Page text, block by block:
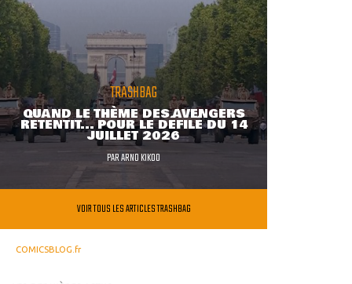
TRASHBAG
QUAND LE THÈME DES AVENGERS
RETENTIT... POUR LE DÉFILÉ DU 14
JUILLET 2026
PARARNO KIKOO
VOIR TOUS LES ARTICLES TRASHBAG
COMICSBLOG.fr